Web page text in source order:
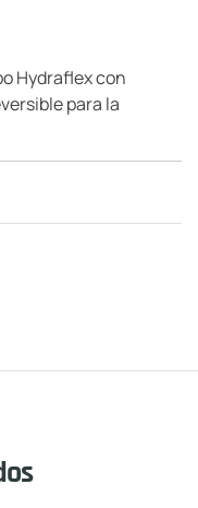
Hydraflex con
para la